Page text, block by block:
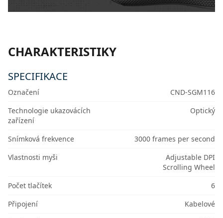
CHARAKTERISTIKY
SPECIFIKACE
Označení
CND-SGM116
Technologie ukazovácích
zařízení
Optický
Snímková frekvence
3000 frames per second
Vlastnosti myši
Adjustable DPI
Scrolling Wheel
Počet tlačítek
6
Připojení
Kabelové